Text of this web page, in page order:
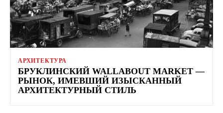
АРХИТЕКТУРА
БРУКЛИНСКИЙ WALLABOUT MARKET —
РЫНОК, ИМЕВШИЙ ИЗЫСКАННЫЙ
АРХИТЕКТУРНЫЙ СТИЛЬ